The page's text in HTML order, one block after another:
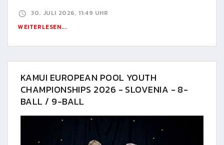
30. JULI 2026, 11:49 UHR
WEITERLESEN...
KAMUI EUROPEAN POOL YOUTH
CHAMPIONSHIPS 2026 - SLOVENIA - 8-
BALL / 9-BALL